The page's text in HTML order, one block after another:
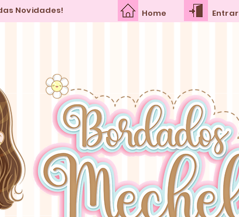
Novidades! Home Entrar